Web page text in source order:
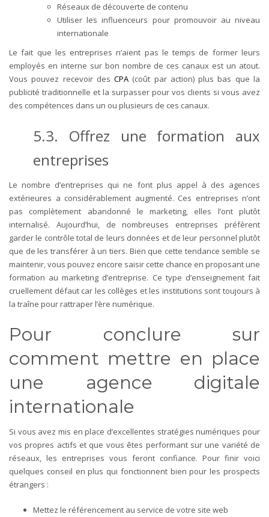
Réseaux de découverte de contenu
Utiliser les influenceurs pour promouvoir au niveau
internationale
Le fait que les entreprises n’aient pas le temps de former leurs
employés en interne sur bon nombre de ces canaux est un atout.
Vous pouvez recevoir desCPA (coût par action) plus bas que la
publicité traditionnelle et la surpasser pour vos clients si vous avez
des compétences dans un ou plusieurs de ces canaux.
5.3. Offrez une formation aux
entreprises
Le nombre d’entreprises qui ne font plus appel à des agences
extérieures a considérablement augmenté. Ces entreprises n’ont
pas complètement abandonné le marketing, elles l’ont plutôt
internalisé. Aujourd’hui, de nombreuses entreprises préfèrent
garder le contrôle total de leurs données et de leur personnel plutôt
que de les transférer à un tiers. Bien que cette tendance semble se
maintenir, vous pouvez encore saisir cette chance en proposant une
formation au marketing d’entreprise. Ce type d’enseignement fait
cruellement défaut car les collèges et les institutions sont toujours à
la traîne pour rattraper l’ère numérique.
Pour conclure sur
comment mettre en place
une agence digitale
internationale
Si vous avez mis en place d’excellentes stratégies numériques pour
vos propres actifs et que vous êtes performant sur une variété de
réseaux, les entreprises vous feront confiance. Pour finir voici
quelques conseil en plus qui fonctionnent bien pour les prospects
étrangers :
Mettez le référencement au service de votre site web